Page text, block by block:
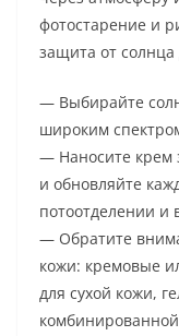
фотостарение и
защита от
— Выбирайте
широким
— Наносите крем
и обновляйте
потоотделении и
— Обратите
кожи: кремовые
для сухой кожи,